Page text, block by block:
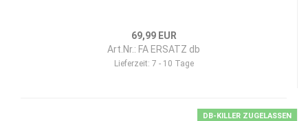
69,99 EUR
Art.Nr.: FA ERSATZ db
Lieferzeit: 7 - 10 Tage
DB-KILLER ZUGELASSEN